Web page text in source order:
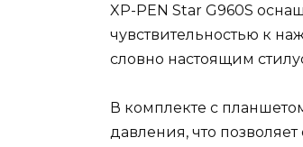
XP-PEN Star G960S
чувствительностью к
словно настоящим
В комплекте с
давления, что